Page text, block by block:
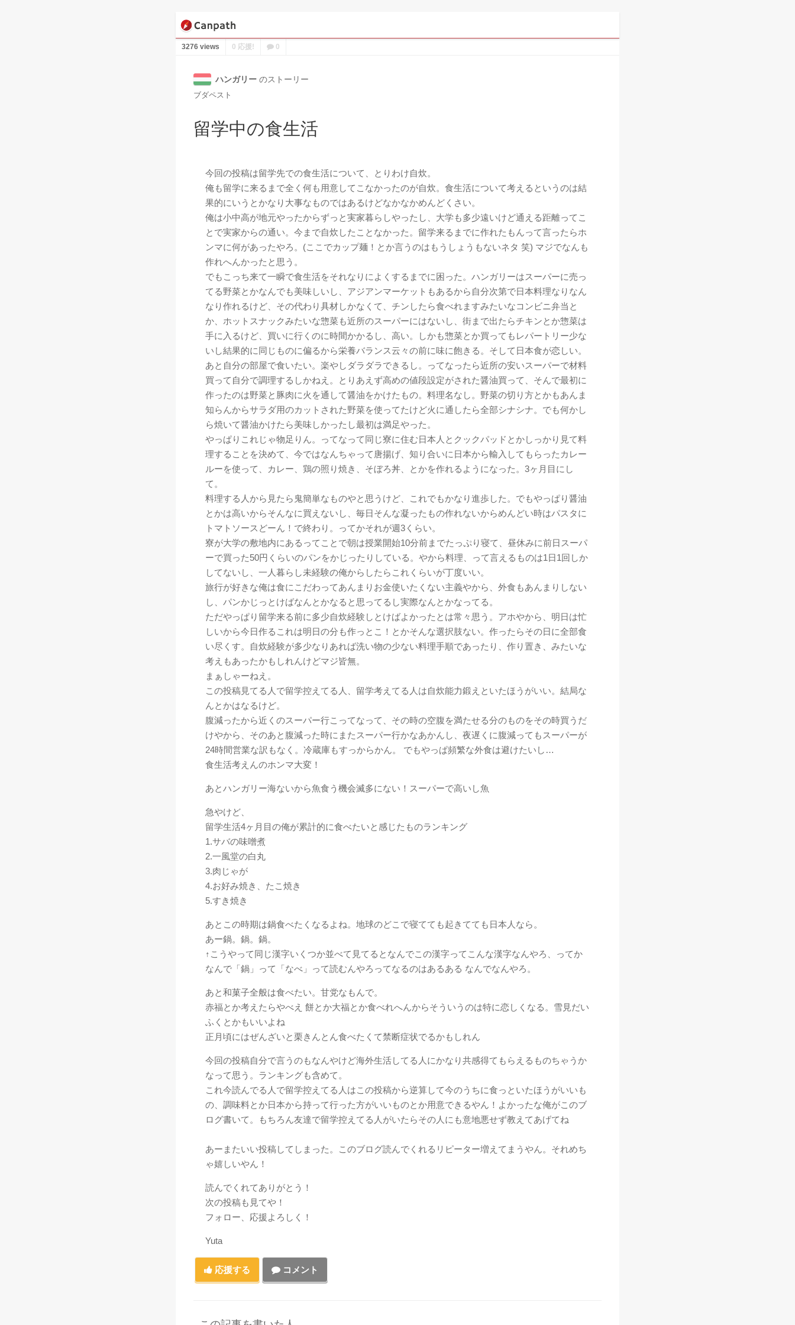
3276 views 0 応援! 0
ハンガリー のストーリー
ブダペスト
留学中の食生活
今回の投稿は留学先での食生活について、とりわけ自炊。
俺も留学に来るまで全く何も用意してこなかったのが自炊。食生活について考えるというのは結
果的にいうとかなり大事なものではあるけどなかなかめんどくさい。
俺は小中高が地元やったからずっと実家暮らしやったし、大学も多少遠いけど通える距離ってこ
とで実家からの通い。今まで自炊したことなかった。留学来るまでに作れたもんって言ったらホ
ンマに何があったやろ。(ここでカップ麺！とか言うのはもうしょうもないネタ 笑) マジでなんも
作れへんかったと思う。
でもこっち来て一瞬で食生活をそれなりによくするまでに困った。ハンガリーはスーパーに売っ
てる野菜とかなんでも美味しいし、アジアンマーケットもあるから自分次第で日本料理なりなん
なり作れるけど、その代わり具材しかなくて、チンしたら食べれますみたいなコンビニ弁当と
か、ホットスナックみたいな惣菜も近所のスーパーにはないし、街まで出たらチキンとか惣菜は
手に入るけど、買いに行くのに時間かかるし、高い。しかも惣菜とか買ってもレパートリー少な
いし結果的に同じものに偏るから栄養バランス云々の前に味に飽きる。そして日本食が恋しい。
あと自分の部屋で食いたい。楽やしダラダラできるし。ってなったら近所の安いスーパーで材料
買って自分で調理するしかねえ。とりあえず高めの値段設定がされた醤油買って、そんで最初に
作ったのは野菜と豚肉に火を通して醤油をかけたもの。料理名なし。野菜の切り方とかもあんま
知らんからサラダ用のカットされた野菜を使ってたけど火に通したら全部シナシナ。でも何かし
ら焼いて醤油かけたら美味しかったし最初は満足やった。
やっぱりこれじゃ物足りん。ってなって同じ寮に住む日本人とクックパッドとかしっかり見て料
理することを決めて、今ではなんちゃって唐揚げ、知り合いに日本から輸入してもらったカレー
ルーを使って、カレー、鶏の照り焼き、そぼろ丼、とかを作れるようになった。3ヶ月目にし
て。
料理する人から見たら鬼簡単なものやと思うけど、これでもかなり進歩した。でもやっぱり醤油
とかは高いからそんなに買えないし、毎日そんな凝ったもの作れないからめんどい時はパスタに
トマトソースどーん！で終わり。ってかそれが週3くらい。
寮が大学の敷地内にあるってことで朝は授業開始10分前までたっぷり寝て、昼休みに前日スーパ
ーで買った50円くらいのパンをかじったりしている。やから料理、って言えるものは1日1回しか
してないし、一人暮らし未経験の俺からしたらこれくらいが丁度いい。
旅行が好きな俺は食にこだわってあんまりお金使いたくない主義やから、外食もあんまりしない
し、パンかじっとけばなんとかなると思ってるし実際なんとかなってる。
ただやっぱり留学来る前に多少自炊経験しとけばよかったとは常々思う。アホやから、明日は忙
しいから今日作るこれは明日の分も作っとこ！とかそんな選択肢ない。作ったらその日に全部食
い尽くす。自炊経験が多少なりあれば洗い物の少ない料理手順であったり、作り置き、みたいな
考えもあったかもしれんけどマジ皆無。
まぁしゃーねえ。
この投稿見てる人で留学控えてる人、留学考えてる人は自炊能力鍛えといたほうがいい。結局な
んとかはなるけど。
腹減ったから近くのスーパー行こってなって、その時の空腹を満たせる分のものをその時買うだ
けやから、そのあと腹減った時にまたスーパー行かなあかんし、夜遅くに腹減ってもスーパーが
24時間営業な訳もなく。冷蔵庫もすっからかん。 でもやっぱ頻繁な外食は避けたいし…
食生活考えんのホンマ大変！
あとハンガリー海ないから魚食う機会滅多にない！スーパーで高いし魚
急やけど、
留学生活4ヶ月目の俺が累計的に食べたいと感じたものランキング
1.サバの味噌煮
2.一風堂の白丸
3.肉じゃが
4.お好み焼き、たこ焼き
5.すき焼き
あとこの時期は鍋食べたくなるよね。地球のどこで寝てても起きてても日本人なら。
あー鍋。鍋。鍋。
↑こうやって同じ漢字いくつか並べて見てるとなんでこの漢字ってこんな漢字なんやろ、ってか
なんで「鍋」って「なべ」って読むんやろってなるのはあるある なんでなんやろ。
あと和菓子全般は食べたい。甘党なもんで。
赤福とか考えたらやべえ 餅とか大福とか食べれへんからそういうのは特に恋しくなる。雪見だい
ふくとかもいいよね
正月頃にはぜんざいと栗きんとん食べたくて禁断症状でるかもしれん
今回の投稿自分で言うのもなんやけど海外生活してる人にかなり共感得てもらえるものちゃうか
なって思う。ランキングも含めて。
これ今読んでる人で留学控えてる人はこの投稿から逆算して今のうちに食っといたほうがいいも
の、調味料とか日本から持って行った方がいいものとか用意できるやん！よかったな俺がこのブ
ログ書いて。もちろん友達で留学控えてる人がいたらその人にも意地悪せず教えてあげてね
あーまたいい投稿してしまった。このブログ読んでくれるリピーター増えてまうやん。それめち
ゃ嬉しいやん！
読んでくれてありがとう！
次の投稿も見てや！
フォロー、応援よろしく！
Yuta
応援する コメント